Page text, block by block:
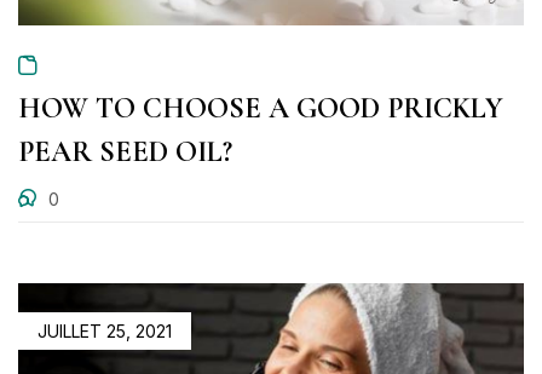
HOW TO CHOOSE A GOOD PRICKLY
PEAR SEED OIL?
0
JUILLET 25, 2021